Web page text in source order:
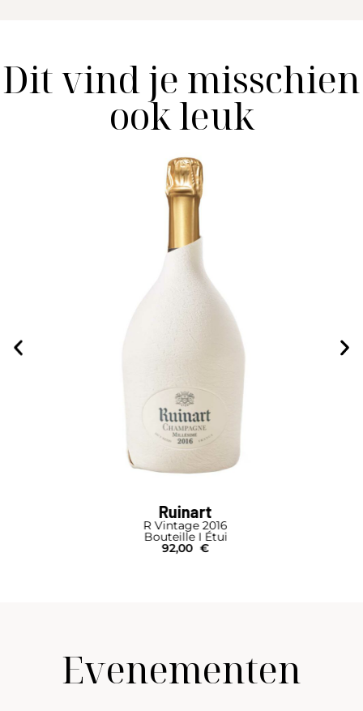
Dit vind je misschien
ook leuk
Ruinart
R Vintage 2016
Bouteille I Étui
92,00 €
Evenementen